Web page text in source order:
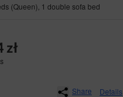
(Queen), 1 double sofa bed
zł
Share Details